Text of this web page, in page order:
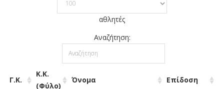
αθλητές
Αναζήτηση:
Γ.Κ.
Κ.Κ.
(Φύλο)
Όνομα Επίδοση